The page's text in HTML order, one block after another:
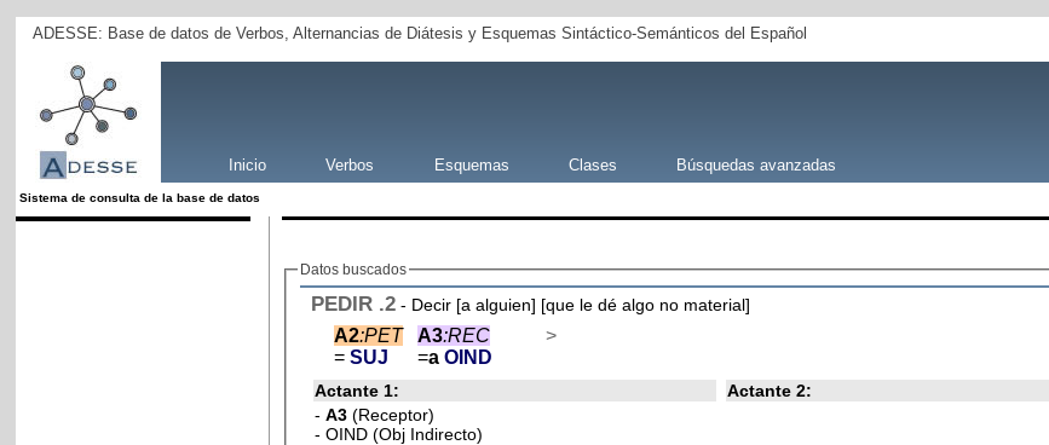
ADESSE: Base de datos de Verbos, Alternancias de Diátesis y Esquemas Sintáctico-Semánticos del Español
Inicio Verbos Esquemas Clases Búsquedas avanzadas
Sistema de consulta de la base de datos
Datos buscados
PEDIR .2 - Decir [a alguien] [que le dé algo no material]
A2:PET
= SUJ
A3:REC
=a OIND
>
Actante 1:
- A3 (Receptor)
- OIND (Obj Indirecto)
Actante 2: